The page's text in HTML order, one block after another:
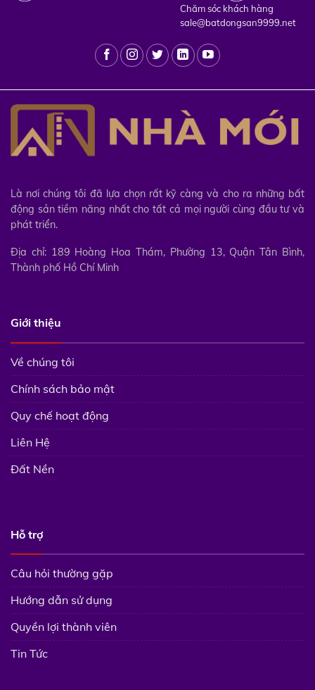
Chăm sóc khách hàng
sale@batdongsan9999.net
Là nơi chúng tôi đã lựa chọn rất kỹ càng và cho ra những bất
động sản tiềm năng nhất cho tất cả mọi người cùng đầu tư và
phát triển.
Địa chỉ: 189 Hoàng Hoa Thám, Phường 13, Quận Tân Bình,
Thành phố Hồ Chí Minh
Giới thiệu
Về chúng tôi
Chính sách bảo mật
Quy chế hoạt động
Liên Hệ
Đất Nền
Hỗ trợ
Câu hỏi thường gặp
Hướng dẫn sử dụng
Quyền lợi thành viên
Tin Tức